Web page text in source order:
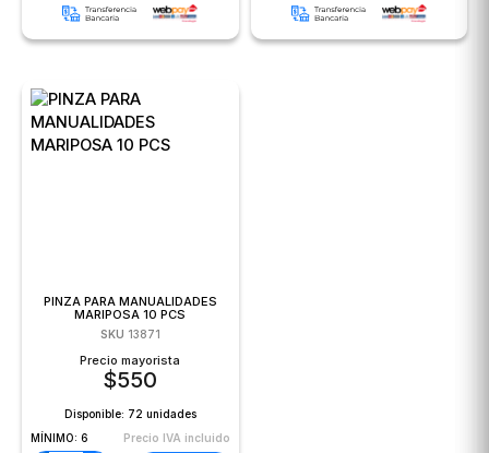
PINZA PARA MANUALIDADES
MARIPOSA 10 PCS
SKU 13871
Precio mayorista
$550
Disponible: 72 unidades
MÍNIMO: 6 Precio IVA incluido